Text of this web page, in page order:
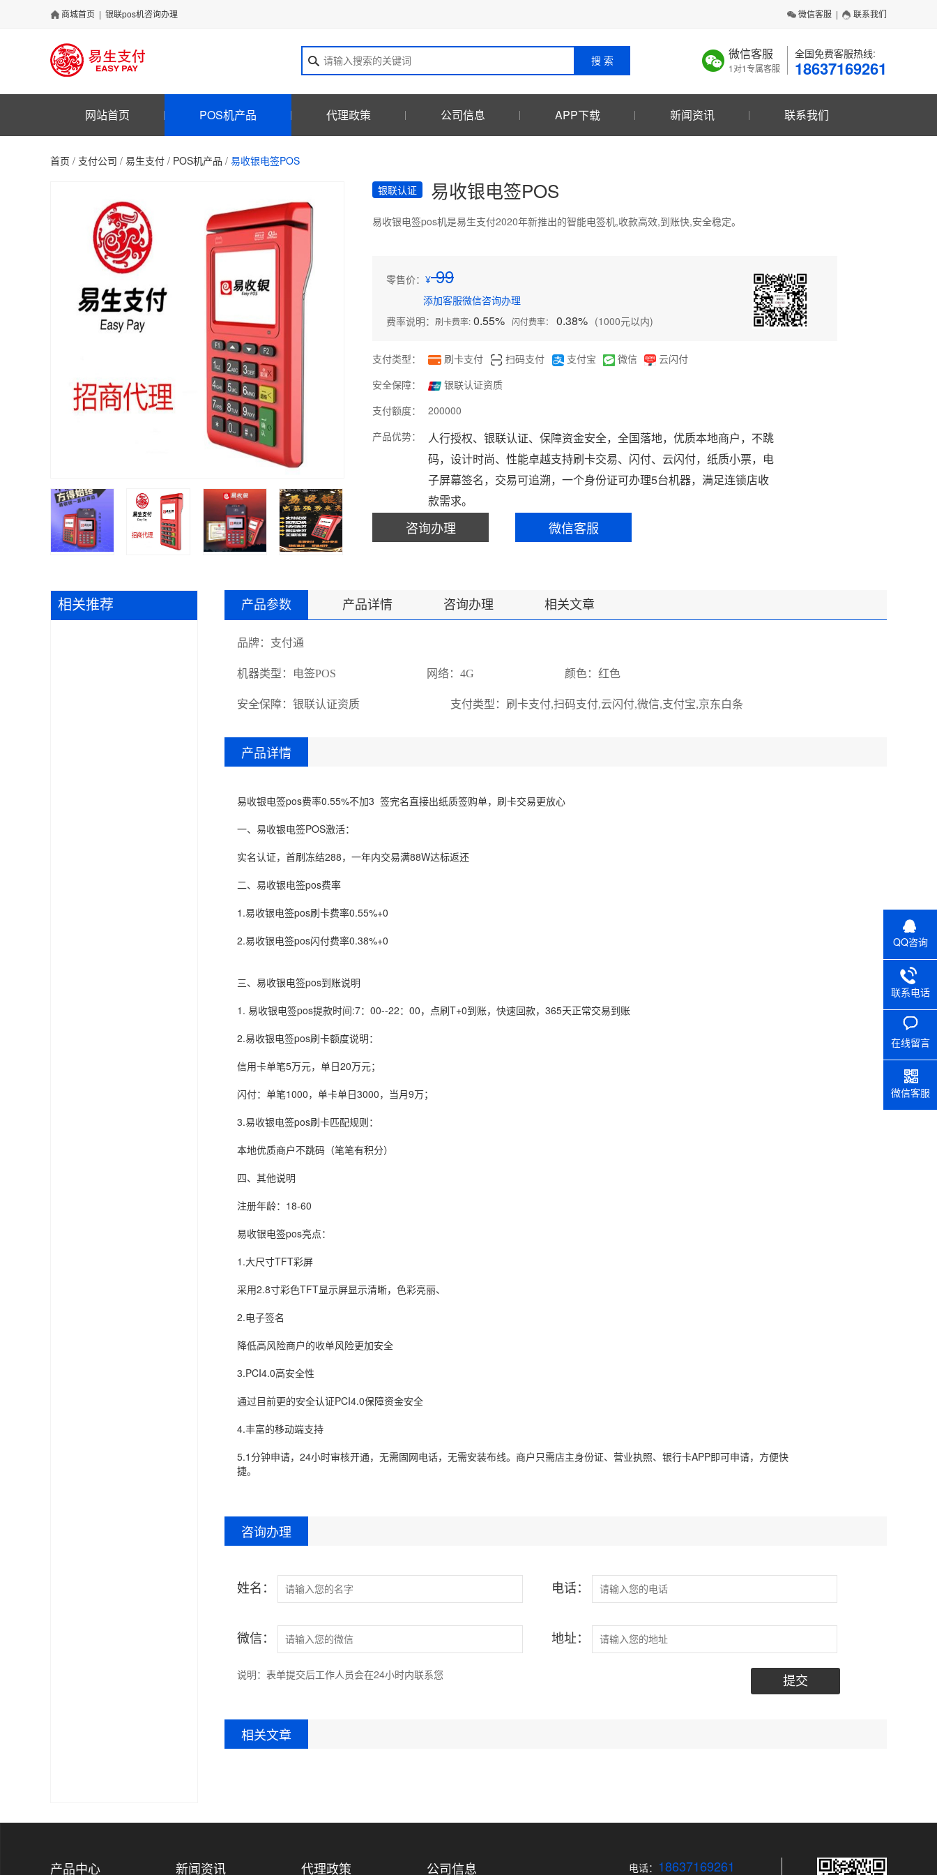
微信客服 | 联系我们
商城首页 | 银联pos机咨询办理
搜 索
全国免费客服热线:
18637169261
微信客服
1对1专属客服
网站首页 POS机产品 代理政策 公司信息 APP下载 新闻资讯 联系我们
首页 / 支付公司 / 易生支付 / POS机产品 / 易收银电签POS
银联认证 易收银电签POS
易收银电签pos机是易生支付2020年新推出的智能电签机,收款高效,到账快,安全稳定。
零售价： ¥99
添加客服微信咨询办理
费率说明： 刷卡费率: 0.55% 闪付费率： 0.38% (1000元以内)
支付类型： 刷卡支付 扫码支付 支付宝 微信
云闪付
安全保障：
银联认证资质
支付额度：
200000
产品优势：
人行授权、银联认证、保障资金安全，全国落地，优质本地商户，不跳
码，设计时尚、性能卓越支持刷卡交易、闪付、云闪付，纸质小票，电
子屏幕签名，交易可追溯，一个身份证可办理5台机器，满足连锁店收
款需求。
咨询办理 微信客服
相关推荐 产品参数 产品详情 咨询办理 相关文章
品牌：支付通
机器类型：电签POS 网络：4G 颜色：红色
安全保障：银联认证资质 支付类型：刷卡支付,扫码支付,云闪付,微信,支付宝,京东白条
产品详情
易收银电签pos费率0.55%不加3 签完名直接出纸质签购单，刷卡交易更放心
一、易收银电签POS激活：
实名认证，首刷冻结288，一年内交易满88W达标返还
二、易收银电签pos费率
1.易收银电签pos刷卡费率0.55%+0
2.易收银电签pos闪付费率0.38%+0
三、易收银电签pos到账说明
1. 易收银电签pos提款时间:7：00--22：00，点刷T+0到账，快速回款，365天正常交易到账
2.易收银电签pos刷卡额度说明：
信用卡单笔5万元，单日20万元；
闪付：单笔1000，单卡单日3000，当月9万；
3.易收银电签pos刷卡匹配规则：
本地优质商户不跳码（笔笔有积分）
四、其他说明
注册年龄：18-60
易收银电签pos亮点：
1.大尺寸TFT彩屏
采用2.8寸彩色TFT显示屏显示清晰，色彩亮丽、
2.电子签名
降低高风险商户的收单风险更加安全
3.PCI4.0高安全性
通过目前更的安全认证PCI4.0保障资金安全
4.丰富的移动端支持
5.1分钟申请，24小时审核开通，无需固网电话，无需安装布线。商户只需店主身份证、营业执照、银行卡APP即可申请，方便快
捷。
咨询办理
姓名： 电话：
微信： 地址：
说明：表单提交后工作人员会在24小时内联系您 提交
相关文章
产品中心 新闻资讯 代理政策 公司信息 电话： 18637169261
QQ咨询
联系电话
在线留言
微信客服